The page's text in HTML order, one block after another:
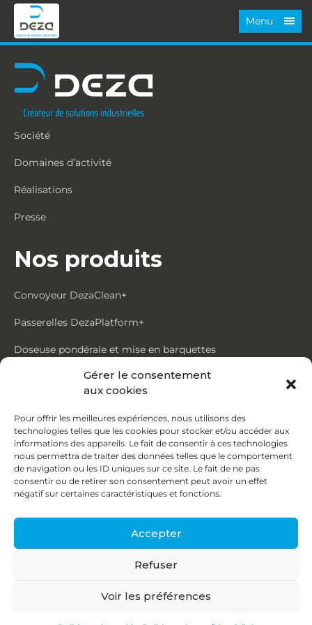
Gérer le consentement
aux cookies
Pour offrir les meilleures expériences, nous utilisons des
technologies telles que les cookies pour stocker et/ou accéder aux
informations des appareils. Le fait de consentir à ces technologies
nous permettra de traiter des données telles que le comportement
de navigation ou les ID uniques sur ce site. Le fait de ne pas
consentir ou de retirer son consentement peut avoir un effet
négatif sur certaines caractéristiques et fonctions.
Accepter
Refuser
Voir les préférences
Menu
Société
Domaines d’activité
Réalisations
Presse
Nos produits
Convoyeur DezaClean+
Passerelles DezaPlatform+
Doseuse pondérale et mise en barquettes
Trémie mouvante DezaMouv+
Contact
87, rue du Ruisseau
38070 St Quentin Fallavier
contact@deza.fr